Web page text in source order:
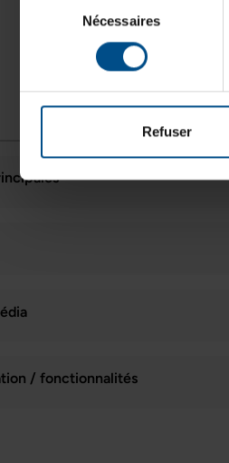
consentement
Nécessaires
Refuser
Système
iPadOS
/ fonctionnalités